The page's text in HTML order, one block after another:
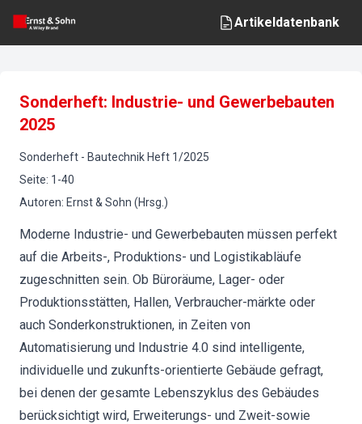
Artikeldatenbank
Sonderheft: Industrie- und Gewerbebauten
2025
Sonderheft - Bautechnik Heft 1/2025
Seite: 1-40
Autoren: Ernst & Sohn (Hrsg.)
Moderne Industrie- und Gewerbebauten müssen perfekt
auf die Arbeits-, Produktions- und Logistikabläufe
zugeschnitten sein. Ob Büroräume, Lager- oder
Produktionsstätten, Hallen, Verbraucher-märkte oder
auch Sonderkonstruktionen, in Zeiten von
Automatisierung und Industrie 4.0 sind intelligente,
individuelle und zukunfts-orientierte Gebäude gefragt,
bei denen der gesamte Lebenszyklus des Gebäudes
berücksichtigt wird, Erweiterungs- und Zweit-sowie